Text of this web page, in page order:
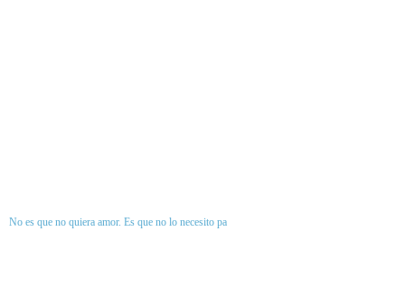
No es que no quiera amor. Es que no lo necesito pa